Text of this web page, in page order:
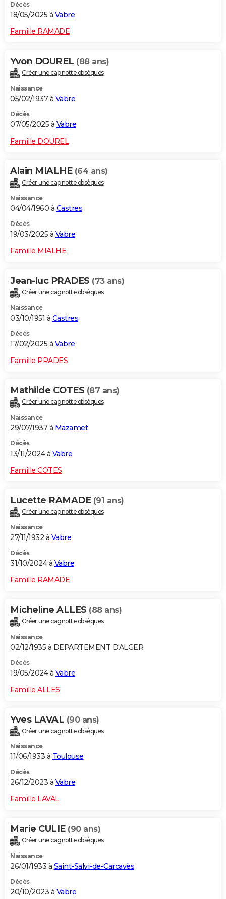
Décès
18/05/2025 à Vabre
Famille RAMADE
Yvon DOUREL (88 ans)
Créer une cagnotte obsèques
Naissance
05/02/1937 à Vabre
Décès
07/05/2025 à Vabre
Famille DOUREL
Alain MIALHE (64 ans)
Créer une cagnotte obsèques
Naissance
04/04/1960 à Castres
Décès
19/03/2025 à Vabre
Famille MIALHE
Jean-luc PRADES (73 ans)
Créer une cagnotte obsèques
Naissance
03/10/1951 à Castres
Décès
17/02/2025 à Vabre
Famille PRADES
Mathilde COTES (87 ans)
Créer une cagnotte obsèques
Naissance
29/07/1937 à Mazamet
Décès
13/11/2024 à Vabre
Famille COTES
Lucette RAMADE (91 ans)
Créer une cagnotte obsèques
Naissance
27/11/1932 à Vabre
Décès
31/10/2024 à Vabre
Famille RAMADE
Micheline ALLES (88 ans)
Créer une cagnotte obsèques
Naissance
02/12/1935 à DEPARTEMENT D'ALGER
Décès
19/05/2024 à Vabre
Famille ALLES
Yves LAVAL (90 ans)
Créer une cagnotte obsèques
Naissance
11/06/1933 à Toulouse
Décès
26/12/2023 à Vabre
Famille LAVAL
Marie CULIE (90 ans)
Créer une cagnotte obsèques
Naissance
26/01/1933 à Saint-Salvi-de-Carcavès
Décès
20/10/2023 à Vabre